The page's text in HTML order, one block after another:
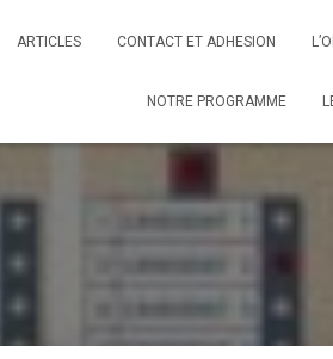
ARTICLES CONTACT ET ADHESION
NOTRE PROGRAMME